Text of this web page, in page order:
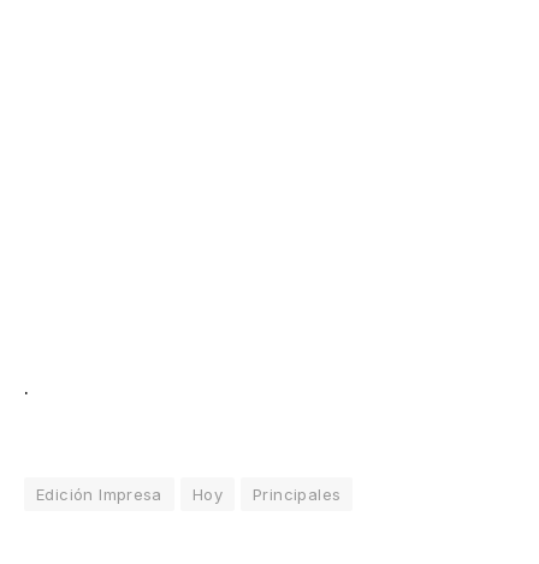
.
Edición Impresa Hoy Principales